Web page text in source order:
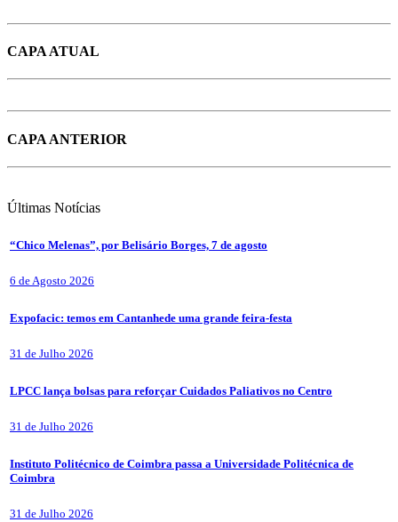
CAPA ATUAL
CAPA ANTERIOR
Últimas Notícias
“Chico Melenas”, por Belisário Borges, 7 de agosto
6 de Agosto 2026
Expofacic: temos em Cantanhede uma grande feira-festa
31 de Julho 2026
LPCC lança bolsas para reforçar Cuidados Paliativos no Centro
31 de Julho 2026
Instituto Politécnico de Coimbra passa a Universidade Politécnica de
Coimbra
31 de Julho 2026